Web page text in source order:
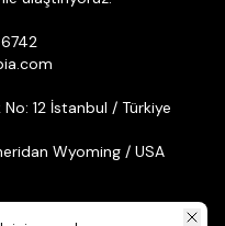
12 İstanbul / Türkiye
Wyoming / USA